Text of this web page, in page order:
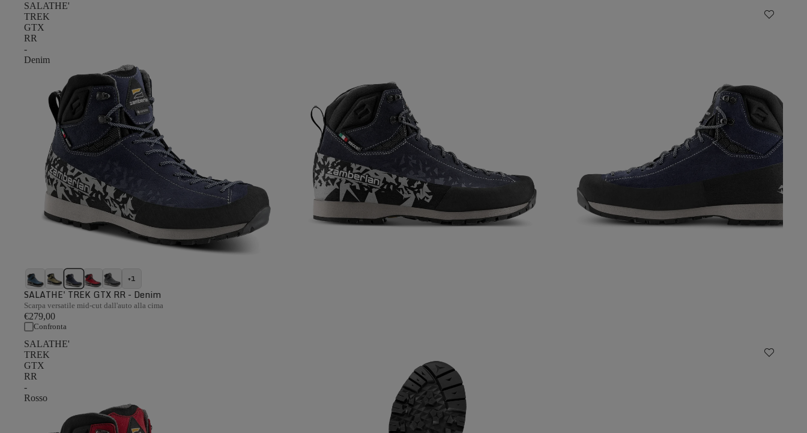
SALATHE'
TREK
GTX
RR
-
Denim
+1
SALATHE' TREK GTX RR - Denim
Scarpa versatile mid-cut dall'auto alla cima
€279,00
Confronta
SALATHE'
TREK
GTX
RR
-
Rosso